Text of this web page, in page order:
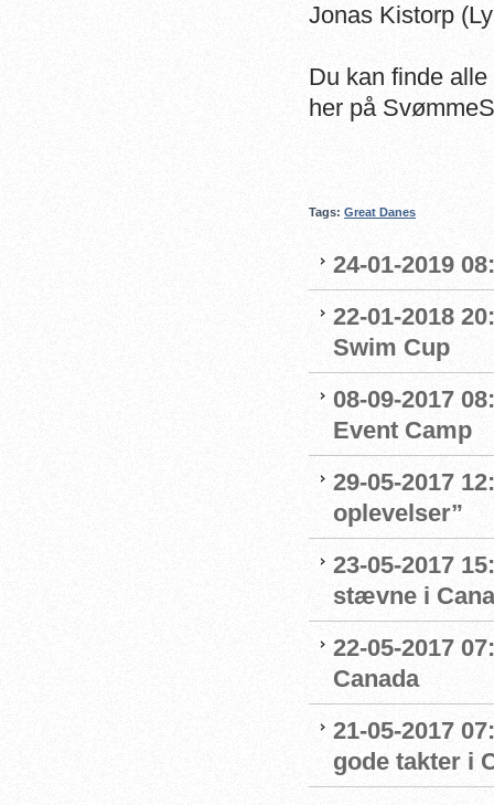
Jonas Kistorp
Du kan finde
her på
Tags: Great Danes
24-01-2019
22-01-2018
Swim Cup
08-09-2017
Event Camp
29-05-2017
oplevelser”
23-05-2017
stævne i
22-05-2017
Canada
21-05-2017
gode takter i